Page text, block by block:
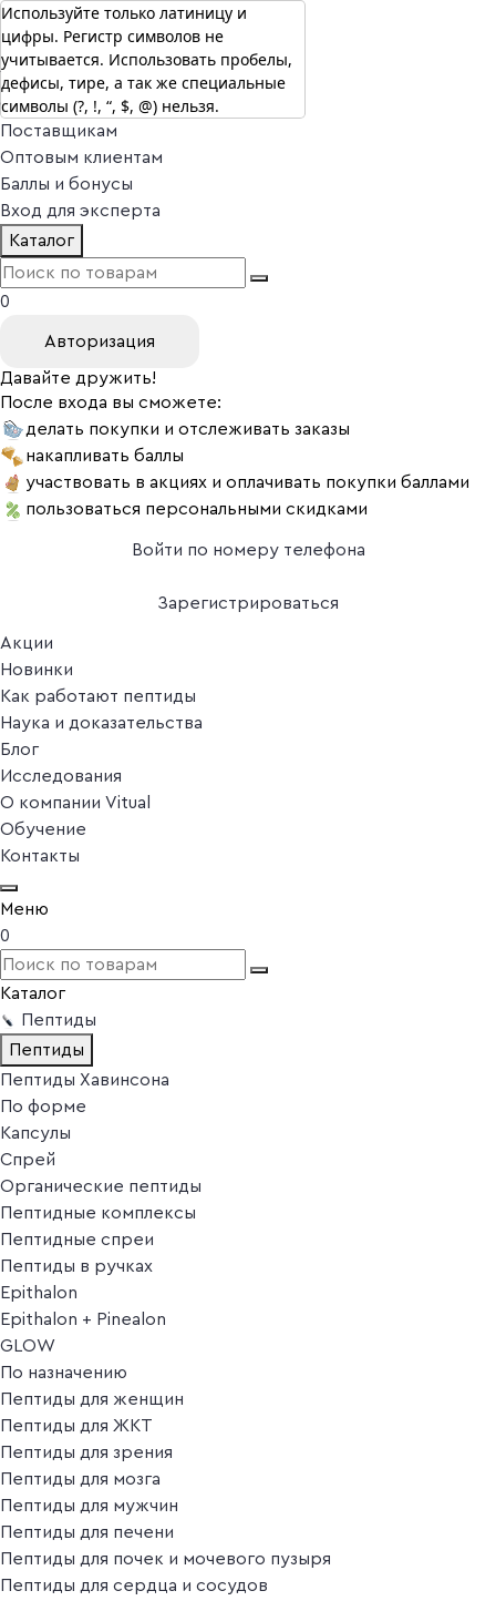
г. Москва
Vitual Peptide +7 (800) 101-13-25
Специалистам
Поставщикам
Оптовым клиентам
Баллы и бонусы
Вход для эксперта
Каталог
0
Авторизация
Давайте дружить!
После входа вы сможете:
делать покупки и отслеживать заказы
накапливать баллы
участвовать в акциях и оплачивать покупки баллами
пользоваться персональными скидками
Войти по номеру телефона
Зарегистрироваться
Акции
Новинки
Как работают пептиды
Наука и доказательства
Блог
Исследования
О компании Vitual
Обучение
Контакты
Меню
0
Каталог
Пептиды
Пептиды
Пептиды Хавинсона
По форме
Капсулы
Спрей
Органические пептиды
Пептидные комплексы
Пептидные спреи
Пептиды в ручках
Epithalon
Epithalon + Pinealon
GLOW
По назначению
Пептиды для женщин
Пептиды для ЖКТ
Пептиды для зрения
Пептиды для мозга
Пептиды для мужчин
Пептиды для печени
Пептиды для почек и мочевого пузыря
Пептиды для сердца и сосудов
Используйте только латиницу и
цифры. Регистр символов не
учитывается. Использовать пробелы,
дефисы, тире, а так же специальные
символы (?, !, “, $, @) нельзя.